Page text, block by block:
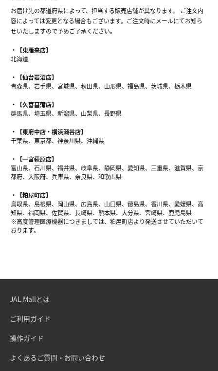
お届け先の都道府県によって、担当する販売店舗が異なります。 ご注文内
容によっては変更となる場合もございます。ご注文時にメールにてお知ら
せいたしますので予めご了承ください。
【東雁来店】
北海道
【仙台岩沼店】
青森県、岩手県、宮城県、秋田県、山形県、福島県、茨城県、栃木県
【久喜菖蒲店】
群馬県、埼玉県、新潟県、山梨県、長野県
【東府中店・横浜瀬谷店】
千葉県、東京都、神奈川県、沖縄県
【一宮萩原店】
富山県、石川県、福井県、岐阜県、静岡県、愛知県、三重県、滋賀県、京
都府、大阪府、兵庫県、奈良県、和歌山県
【粕屋町店】
鳥取県、島根県、岡山県、広島県、山口県、徳島県、香川県、愛媛県、高
知県、福岡県、佐賀県、長崎県、熊本県、大分県、宮崎県、鹿児島県
※高度管理医療機器につきましては、粕屋町店より発送させていただいて
おります。
JAL Mallとは
ご利用ガイド
操作ガイド
よくあるご質問・お問い合わせ